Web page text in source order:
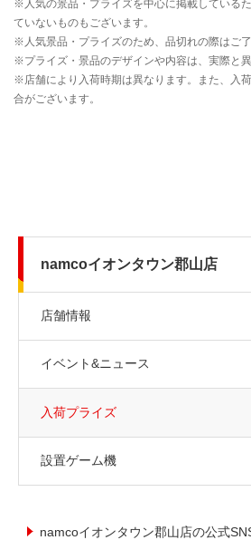
namcoイオンタウン郡山店
店舗情報
イベント&ニュース
入荷プライズ
設置ゲーム機
namcoイオンタウン郡山店の公式